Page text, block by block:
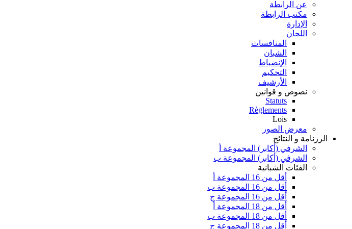
عن الرابطة
مكتب الرابطة
الإدارة
اللجان
المنافسات
الشبان
الإنضباط
التحكيم
الأرشيف
نصوص و قوانين
Statuts
Règlements
Lois
معرض الصور
الرزنامة و النتائج
الشرفي (أكابر) المجموعة أ
الشرفي (أكابر) المجموعة ب
الفئات الشبانية
أقل من 16 المجموعة أ
أقل من 16 المجموعة ب
أقل من 16 المجموعة ج
أقل من 18 المجموعة أ
أقل من 18 المجموعة ب
أقل من 18 المجموعة ج